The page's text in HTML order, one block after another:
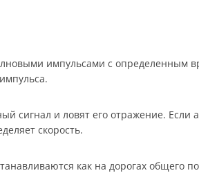
импульсами с определенным
сигнал и ловят его отражение. Если
скорость.
как на дорогах общего